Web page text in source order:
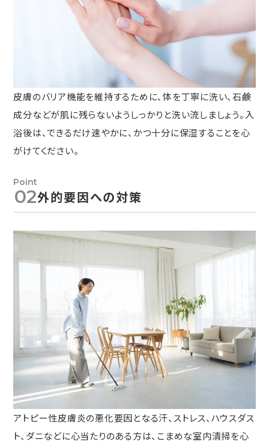
皮膚のバリア機能を維持するために、体を丁寧に洗い、石鹸
成分などが肌に残らないようしっかりと洗い流しましょう。入
浴後は、できるだけ速やかに、かつ十分に保湿することを心
がけてください。
02外的要因への対策
アトピー性皮膚炎の悪化要因となる汗、ストレス、ハウスダス
ト、ダニなどに心当たりのある方は、こまめな室内清掃を心